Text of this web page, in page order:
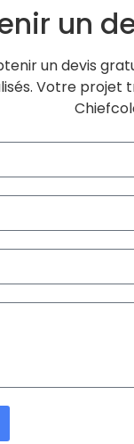
un
un devis
Votre projet